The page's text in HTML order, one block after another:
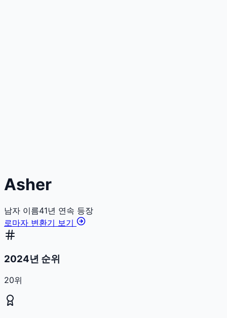
Asher
남자 이름41년 연속 등장
로마자 변환기 보기
2024년 순위
20위